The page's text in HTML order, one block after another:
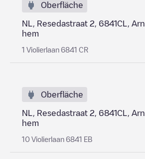
Oberfläche
NL, Resedastraat 2, 6841CL, Arn
hem
1 Violierlaan 6841 CR
Oberfläche
NL, Resedastraat 2, 6841CL, Arn
hem
10 Violierlaan 6841 EB